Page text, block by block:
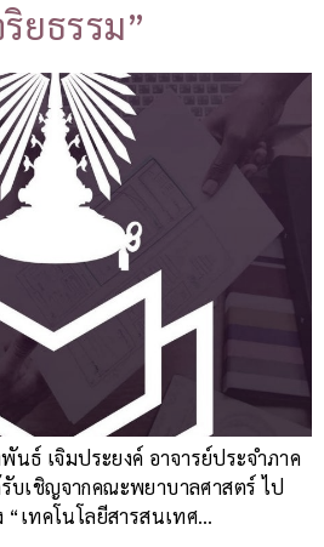
ยธรรม”
นธ์ เจิมประยงค์ อาจารย์ประจำภาค
บเชิญจากคณะพยาบาลศาสตร์ ไป
“เทคโนโลยีสารสนเทศ…